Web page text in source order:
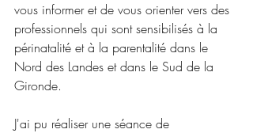
vous informer et de vous orienter vers des
professionnels qui sont sensibilisés à la
périnatalité et à la parentalité dans le
Nord des Landes et dans le Sud de la
Gironde.
J'ai pu réaliser une séance de